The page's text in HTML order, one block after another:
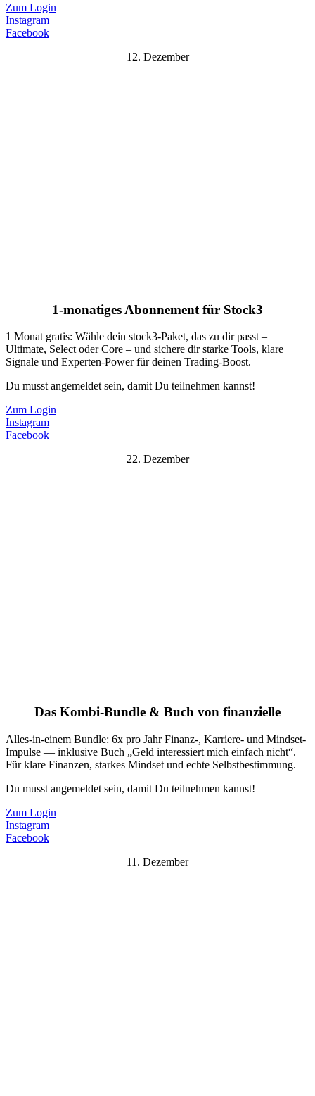
Zum Login
Instagram
Facebook
12. Dezember
1-monatiges Abonnement für Stock3
1 Monat gratis: Wähle dein stock3-Paket, das zu dir passt –
Ultimate, Select oder Core – und sichere dir starke Tools, klare
Signale und Experten-Power für deinen Trading-Boost.
Du musst angemeldet sein, damit Du teilnehmen kannst!
Zum Login
Instagram
Facebook
22. Dezember
Das Kombi-Bundle & Buch von finanzielle
Alles-in-einem Bundle: 6x pro Jahr Finanz-, Karriere- und Mindset-
Impulse — inklusive Buch „Geld interessiert mich einfach nicht“.
Für klare Finanzen, starkes Mindset und echte Selbstbestimmung.
Du musst angemeldet sein, damit Du teilnehmen kannst!
Zum Login
Instagram
Facebook
11. Dezember